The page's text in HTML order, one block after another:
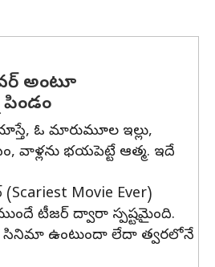
అంటూ
ఓ మారుమూల ఇల్లు,
వాళ్లను భయపెట్టే ఆత్మ. ఇదే
Movie Ever)
టీజర్ ద్వారా స్పష్టమైంది.
సినిమా ఉంటుందా లేదా త్వరలోనే